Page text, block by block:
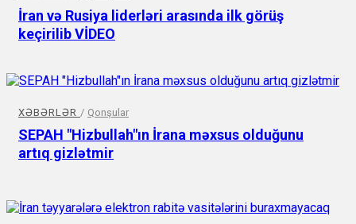
İran və Rusiya liderləri arasında ilk görüş
keçirilib VİDEO
XƏBƏRLƏR / Qonşular
SEPAH "Hizbullah"ın İrana məxsus olduğunu
artıq gizlətmir